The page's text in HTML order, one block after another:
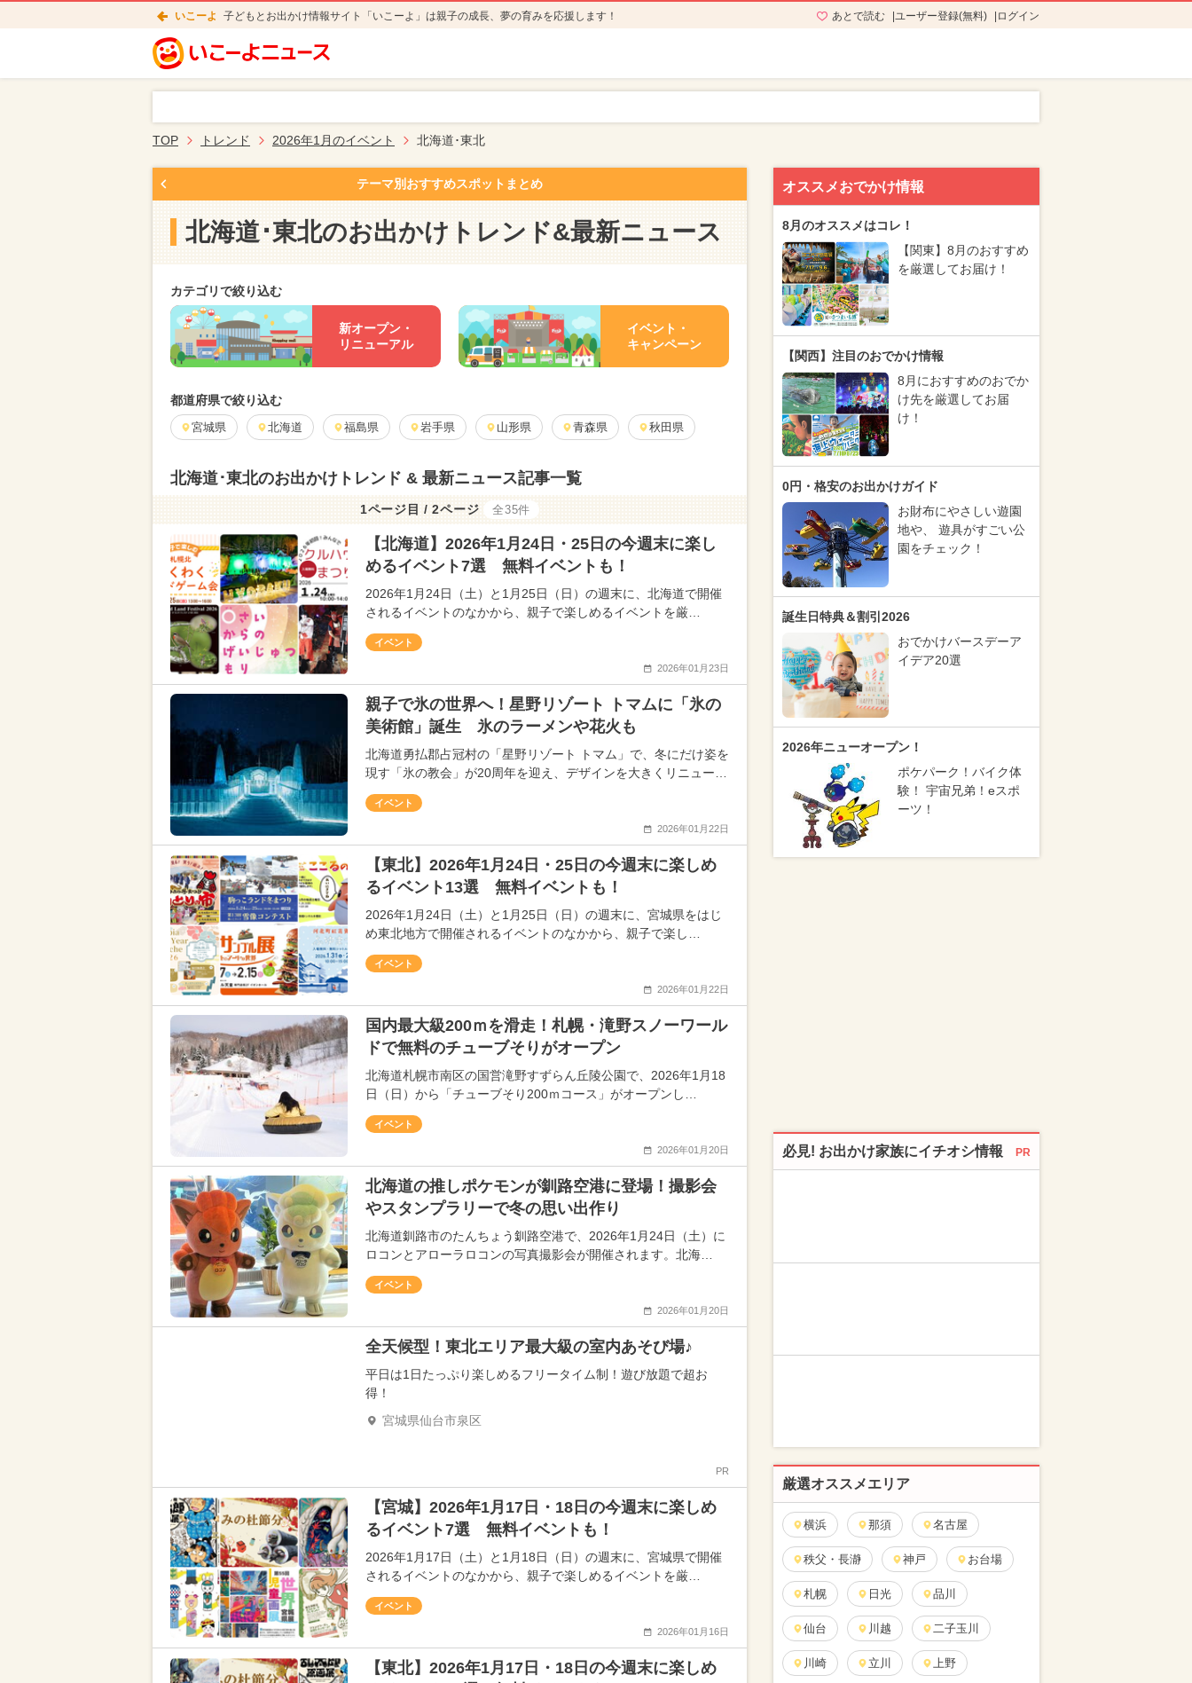
いこーよ 子どもとお出かけ情報サイト「いこーよ」は親子の成長、夢の育みを応援します！ あとで読む ユーザー登録(無料) ログイン
TOP トレンド 2026年1月のイベント 北海道･東北
テーマ別おすすめスポットまとめ
北海道･東北のお出かけトレンド&最新ニュース
カテゴリで絞り込む
新オープン・
リニューアル
イベント・
キャンペーン
都道府県で絞り込む
宮城県 北海道 福島県 岩手県 山形県 青森県 秋田県
北海道･東北のお出かけトレンド & 最新ニュース記事一覧
1ページ目 / 2ページ 全35件
【北海道】2026年1月24日・25日の今週末に楽し
めるイベント7選 無料イベントも！
2026年1月24日（土）と1月25日（日）の週末に、北海道で開催
されるイベントのなかから、親子で楽しめるイベントを厳…
イベント
2026年01月23日
親子で氷の世界へ！星野リゾート トマムに「氷の
美術館」誕生 氷のラーメンや花火も
北海道勇払郡占冠村の「星野リゾート トマム」で、冬にだけ姿を
現す「氷の教会」が20周年を迎え、デザインを大きくリニュー…
イベント
2026年01月22日
【東北】2026年1月24日・25日の今週末に楽しめ
るイベント13選 無料イベントも！
2026年1月24日（土）と1月25日（日）の週末に、宮城県をはじ
め東北地方で開催されるイベントのなかから、親子で楽し…
イベント
2026年01月22日
国内最大級200ｍを滑走！札幌・滝野スノーワール
ドで無料のチューブそりがオープン
北海道札幌市南区の国営滝野すずらん丘陵公園で、2026年1月18
日（日）から「チューブそり200ｍコース」がオープンし…
イベント
2026年01月20日
北海道の推しポケモンが釧路空港に登場！撮影会
やスタンプラリーで冬の思い出作り
北海道釧路市のたんちょう釧路空港で、2026年1月24日（土）に
ロコンとアローラロコンの写真撮影会が開催されます。北海…
イベント
2026年01月20日
全天候型！東北エリア最大級の室内あそび場♪
平日は1日たっぷり楽しめるフリータイム制！遊び放題で超お
得！
宮城県仙台市泉区
PR
【宮城】2026年1月17日・18日の今週末に楽しめ
るイベント7選 無料イベントも！
2026年1月17日（土）と1月18日（日）の週末に、宮城県で開催
されるイベントのなかから、親子で楽しめるイベントを厳…
イベント
2026年01月16日
【東北】2026年1月17日・18日の今週末に楽しめ
オススメおでかけ情報
8月のオススメはコレ！
【関東】8月のおすすめ
を厳選してお届け！
【関西】注目のおでかけ情報
8月におすすめのおでか
け先を厳選してお届
け！
0円・格安のお出かけガイド
お財布にやさしい遊園
地や、 遊具がすごい公
園をチェック！
誕生日特典＆割引2026
おでかけバースデーア
イデア20選
2026年ニューオープン！
ポケパーク！バイク体
験！ 宇宙兄弟！eスポ
ーツ！
必見! お出かけ家族にイチオシ情報 PR
厳選オススメエリア
横浜 那須 名古屋
秩父・長瀞 神戸 お台場
札幌 日光 品川
仙台 川越 二子玉川
川崎 立川 上野